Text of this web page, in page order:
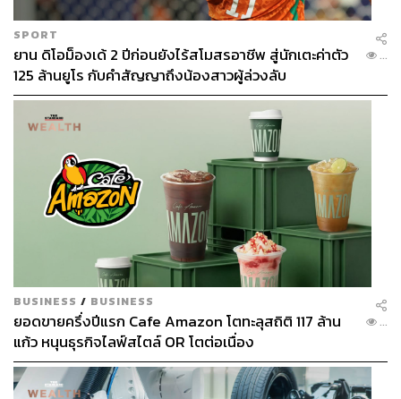
SPORT
ยาน ดิโอม็องเด้ 2 ปีก่อนยังไร้สโมสรอาชีพ สู่นักเตะค่าตัว
125 ล้านยูโร กับคำสัญญาถึงน้องสาวผู้ล่วงลับ
...
BUSINESS / BUSINESS
ยอดขายครึ่งปีแรก Cafe Amazon โตทะลุสถิติ 117 ล้าน
แก้ว หนุนธุรกิจไลฟ์สไตล์ OR โตต่อเนื่อง
...